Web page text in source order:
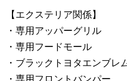
【エクステリア関係】
・専用アッパーグリル
・専用フードモール
・ブラックトヨタエンブレ